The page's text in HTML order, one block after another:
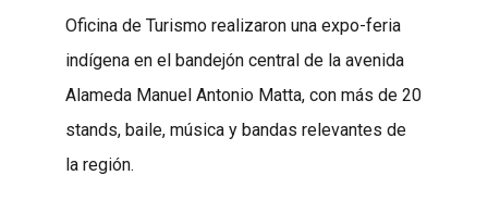
Oficina de Turismo realizaron una expo-feria
indígena en el bandejón central de la avenida
Alameda Manuel Antonio Matta, con más de 20
stands, baile, música y bandas relevantes de
la región.